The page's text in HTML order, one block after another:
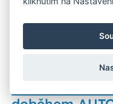
koupelnový